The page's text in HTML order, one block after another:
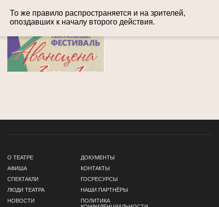
О ТЕАТРЕ
АФИША
СПЕКТАКЛИ
ЛЮДИ ТЕАТРА
НОВОСТИ
ДОКУМЕНТЫ
КОНТАКТЫ
ГОСРЕСУРСЫ
НАШИ ПАРТНЁРЫ
ПОЛИТИКА
То же правило распространяется и на зрителей,
опоздавших к началу второго действия.